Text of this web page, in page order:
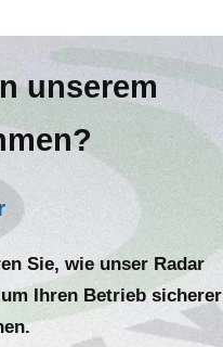
unserem
Sie, wie unser Radar
Ihren Betrieb sicherer